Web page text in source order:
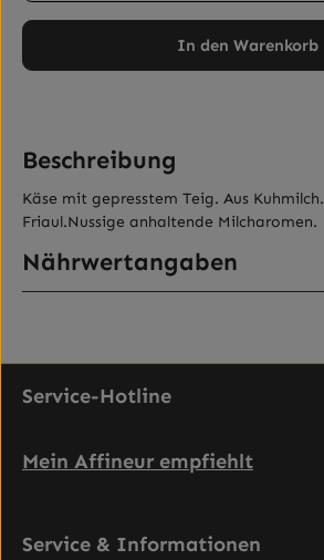
In den Warenkorb
Beschreibung
Käse mit gepresstem Teig. Aus
Friaul.Nussige anhaltende Milcharomen.
Nährwertangaben
Service-Hotline
Mein Affineur empfiehlt
Service & Informationen